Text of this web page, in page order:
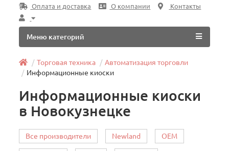
Оплата и доставка
О компании Контакты
Меню категорий
Торговая техника
Автоматизация торговли
Информационные киоски
Информационные киоски
в Новокузнецке
Все производители Newland OEM